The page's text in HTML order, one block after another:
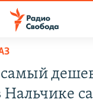
самый
Нальчике